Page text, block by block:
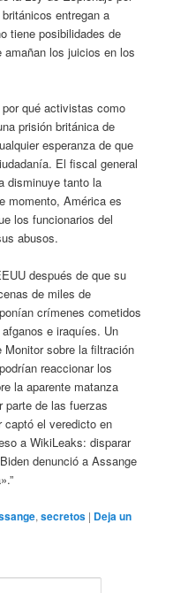
entregan a
tiene posibilidades de
los juicios en los
qué activistas como
prisión británica de
esperanza de que
El fiscal general
disminuye tanto la
momento, América es
los funcionarios del
abusos.
después de que su
de miles de
crímenes cometidos
e iraquíes. Un
sobre la filtración
reaccionar los
la aparente matanza
parte de las fuerzas
captó el veredicto en
a WikiLeaks: disparar
denunció a Assange
,secretos | Deja un